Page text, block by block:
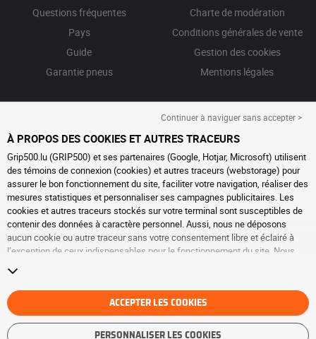
Questions fréquentes
Pays
Guide
Garantie pneus
Charte de modération
Conditions générales de vente
Gestion des cookies
Mentions légales
Continuer à naviguer sans accepter >
À PROPOS DES COOKIES ET AUTRES TRACEURS
Grip500.lu (GRIP500) et ses partenaires (Google, Hotjar, Microsoft) utilisent
des témoins de connexion (cookies) et autres traceurs (webstorage) pour
assurer le bon fonctionnement du site, faciliter votre navigation, réaliser des
mesures statistiques et personnaliser ses campagnes publicitaires. Les
cookies et autres traceurs stockés sur votre terminal sont susceptibles de
contenir des données à caractère personnel. Aussi, nous ne déposons
aucun cookie ou autre traceur sans votre consentement libre et éclairé à
l’exception de ceux indispensables pour le fonctionnement du site. Nous
consentement à tout moment en vous rendant sur la
traceurs. Vous pouvez choisir de continuer à naviguer sans accepter le
dépôt de cookies ou autres traceurs. Le refus ne fait pas obstacle à l’accès
aux services GRIP500. Pour plus d’informations, nous vous invitons à
consulter
la page cookies et autres traceurs
ACCEPTER LES COOKIES
PERSONNALISER LES COOKIES